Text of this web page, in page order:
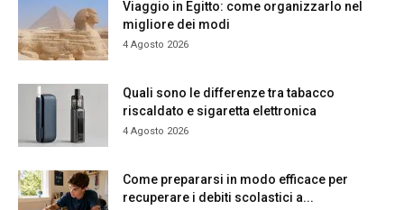
Viaggio in Egitto: come organizzarlo nel
migliore dei modi
4 Agosto 2026
Quali sono le differenze tra tabacco
riscaldato e sigaretta elettronica
4 Agosto 2026
Come prepararsi in modo efficace per
recuperare i debiti scolastici a...